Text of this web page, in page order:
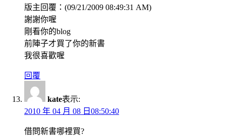
版主回覆：(09/21/2009 08:49:31 AM)
謝謝你喔
剛看你的blog
前陣子才買了你的新書
我很喜歡喔
回覆
kate表示:
2010 年 04 月 08 日08:50:40
借問新書哪裡買?